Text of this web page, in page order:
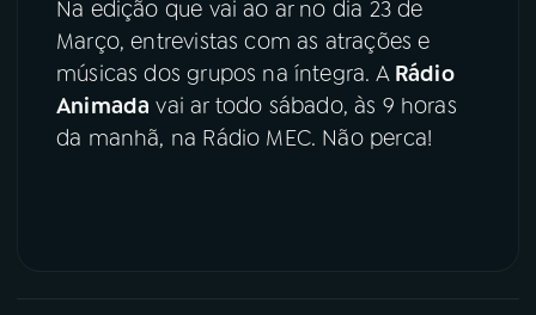
Na edição que vai ao ar no dia 23 de
Março, entrevistas com as atrações e
músicas dos grupos na íntegra. A Rádio
Animada vai ar todo sábado, às 9 horas
da manhã, na Rádio MEC. Não perca!